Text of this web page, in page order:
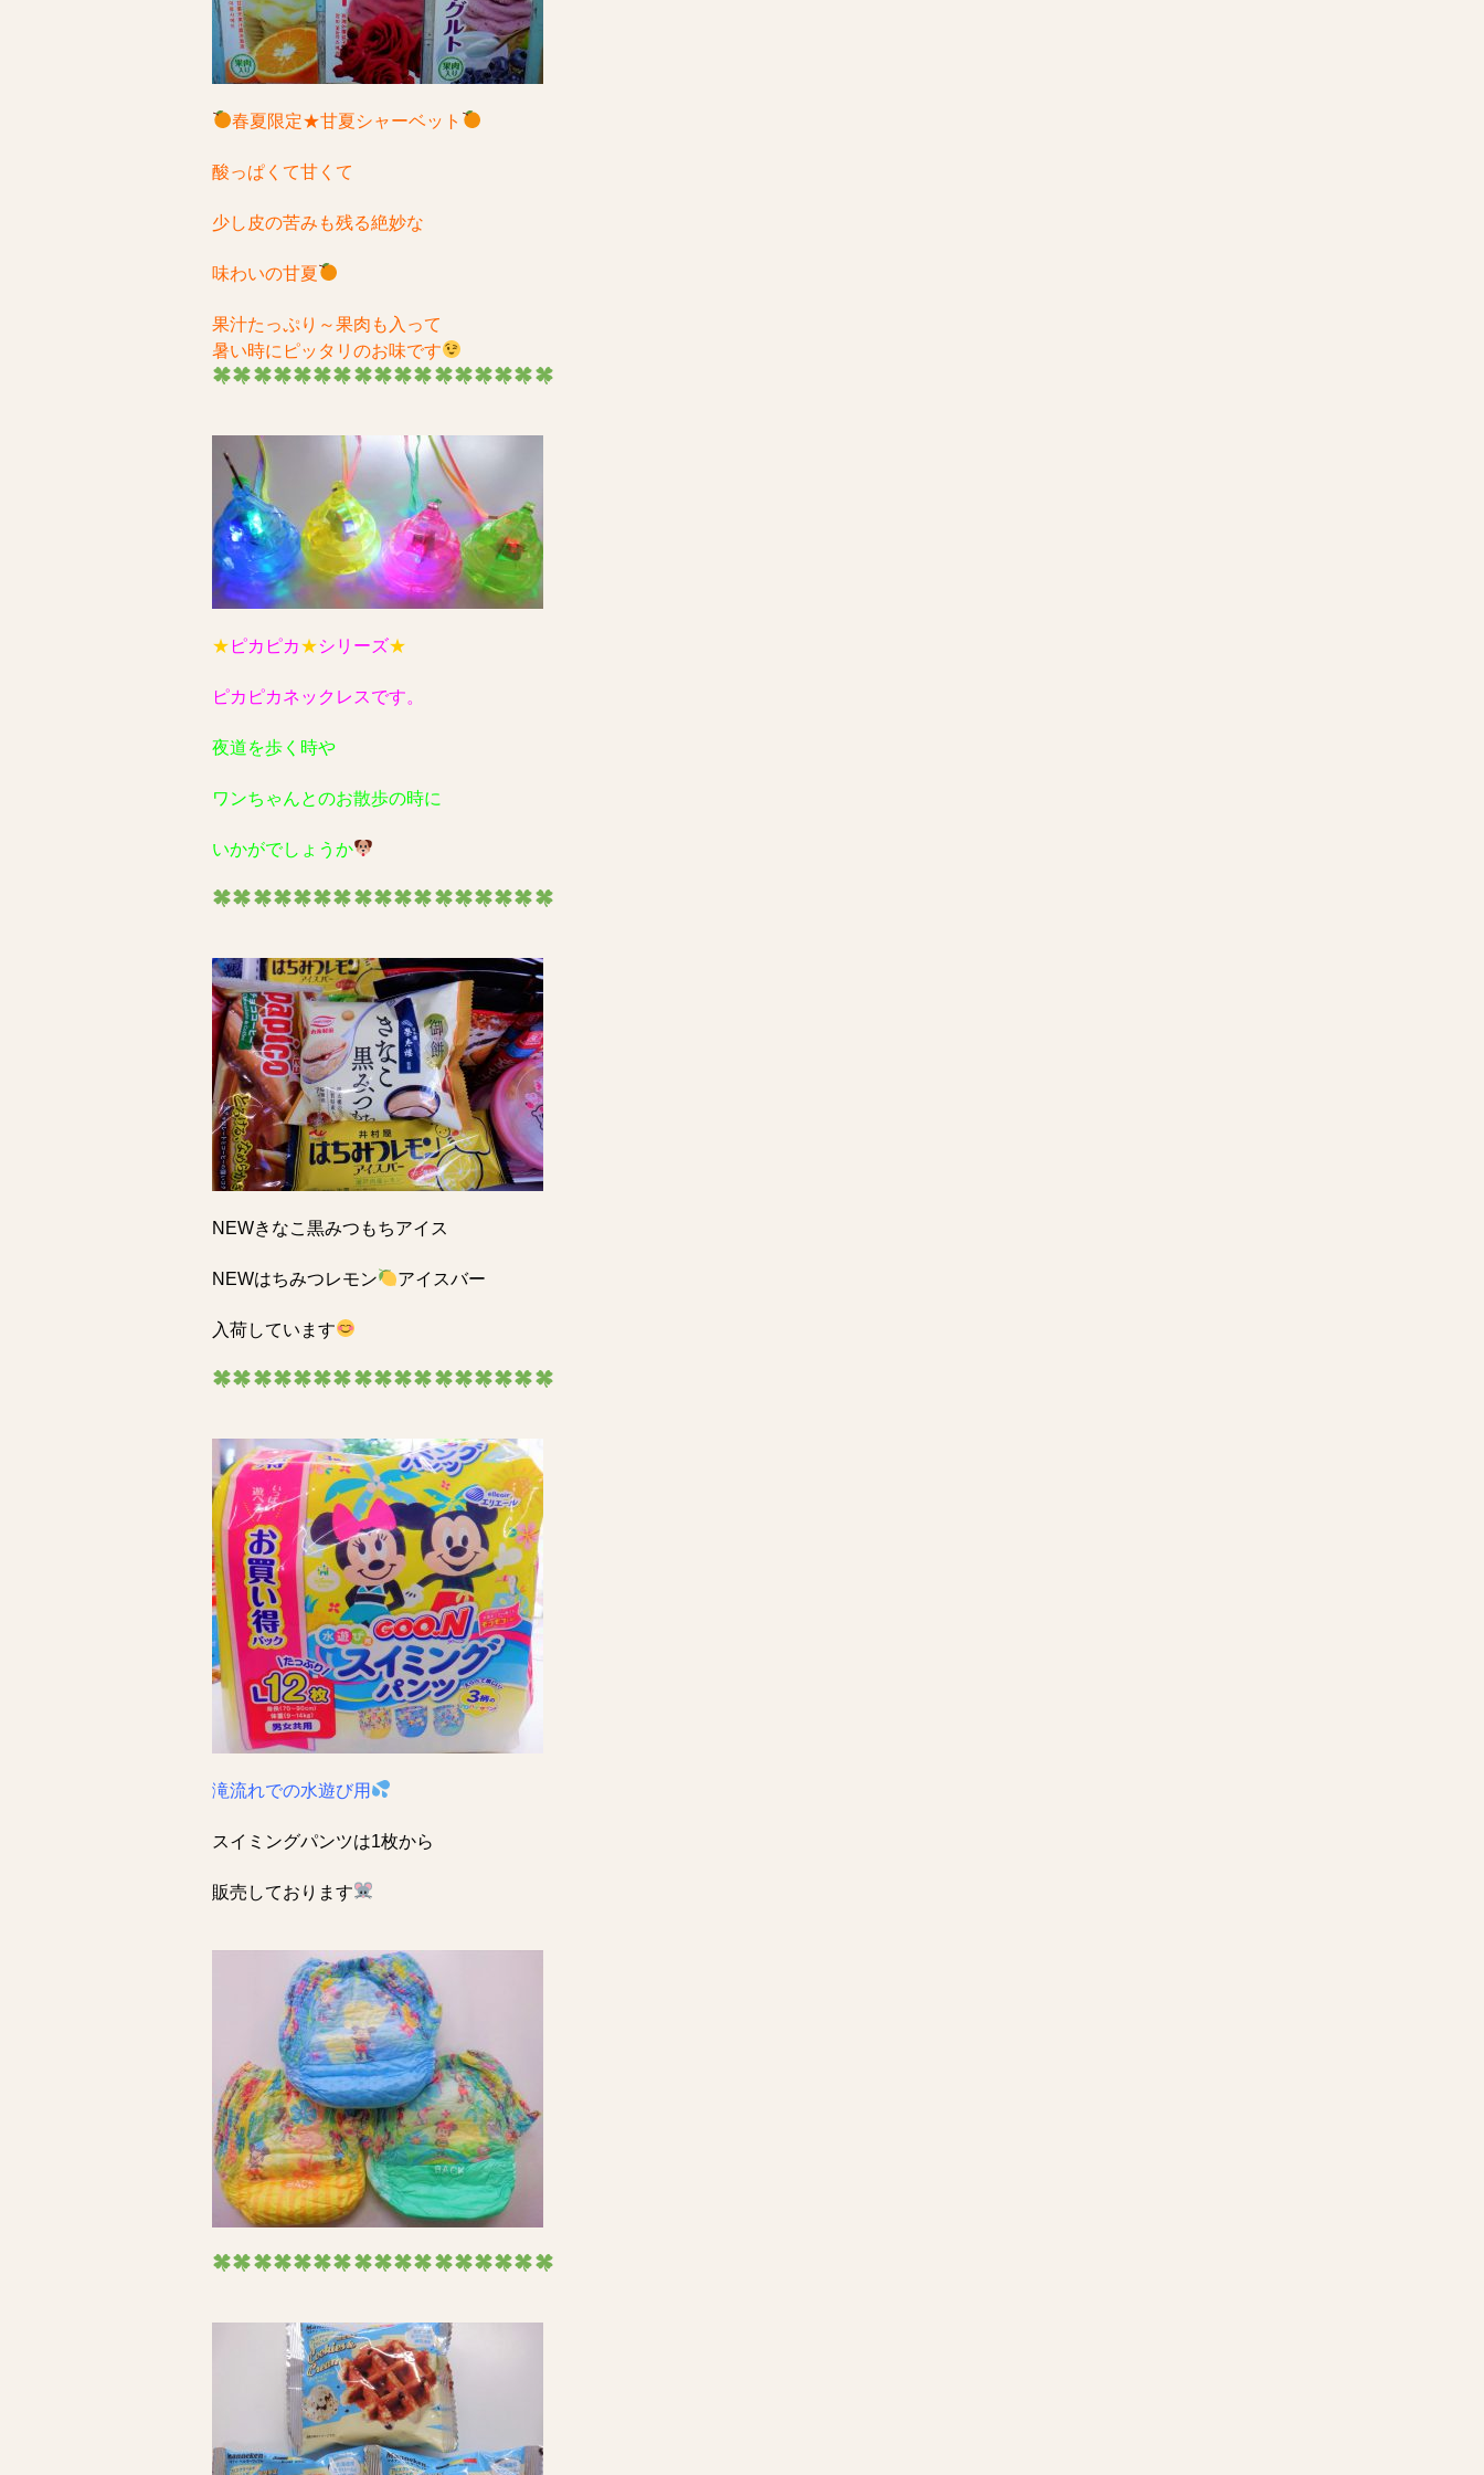
春夏限定★甘夏シャーベット
酸っぱくて甘くて
少し皮の苦みも残る絶妙な
味わいの甘夏
果汁たっぷり～果肉も入って
暑い時にピッタリのお味です
★ ピカピカ★シリーズ★
ピカピカネックレスです。
夜道を歩く時や
ワンちゃんとのお散歩の時に
いかがでしょうか
NEWきなこ黒みつもちアイス
NEWはちみつレモン アイスバー
入荷しています
滝流れでの水遊び用
スイミングパンツは1枚から
販売しております